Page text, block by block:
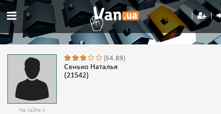
На сайте с
(54.89)
Сенько Наталья
(21542)